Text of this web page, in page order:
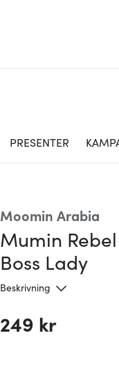
PRESENTER
Moomin Arabia
Mumin
Boss Lady
Beskrivning
249 kr